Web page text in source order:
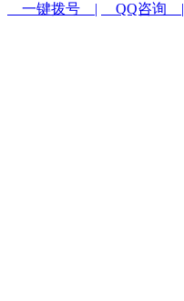
一键拨号 | QQ咨询 |